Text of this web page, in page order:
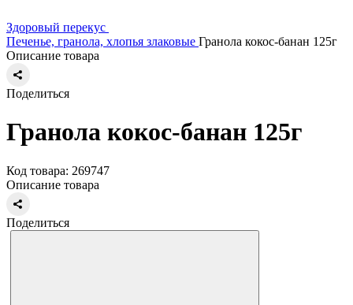
Здоровый перекус
Печенье, гранола, хлопья злаковые Гранола кокос-банан 125г
Описание товара
Поделиться
Гранола кокос-банан 125г
Код товара: 269747
Описание товара
Поделиться